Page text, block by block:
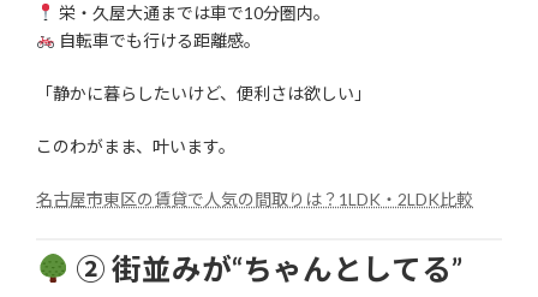
栄・久屋大通までは車で10分圏内。
自転車でも行ける距離感。
「静かに暮らしたいけど、便利さは欲しい」
このわがまま、叶います。
名古屋市東区の賃貸で人気の間取りは？1LDK・2LDK比較
② 街並みが“ちゃんとしてる”